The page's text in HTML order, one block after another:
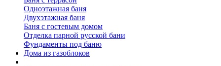
Одноэтажная баня
Двухэтажная баня
Баня с гостевым домом
Отделка парной русской бани
Фундаменты под баню
Дома из газоблоков